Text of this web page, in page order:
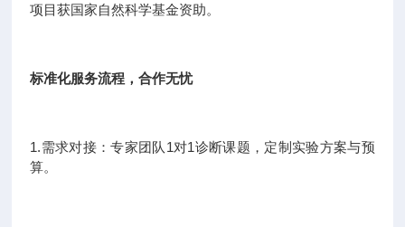
项目获国家自然科学基金资助。
标准化服务流程，合作无忧
1.需求对接：专家团队1对1诊断课题，定制实验方案与预
算。